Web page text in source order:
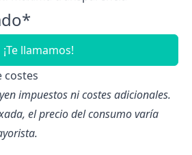
¡Te llamamos!
costes
impuestos ni costes adicionales.
el precio del consumo varía